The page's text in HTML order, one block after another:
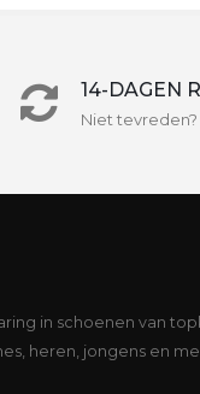
14-DAGEN
Niet
in schoenen van
heren, jongens en